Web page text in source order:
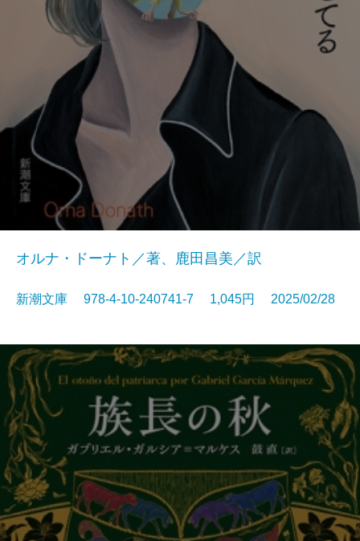
オルナ・ドーナト／著、鹿田昌美／訳
新潮文庫 978-4-10-240741-7 1,045円 2025/02/28